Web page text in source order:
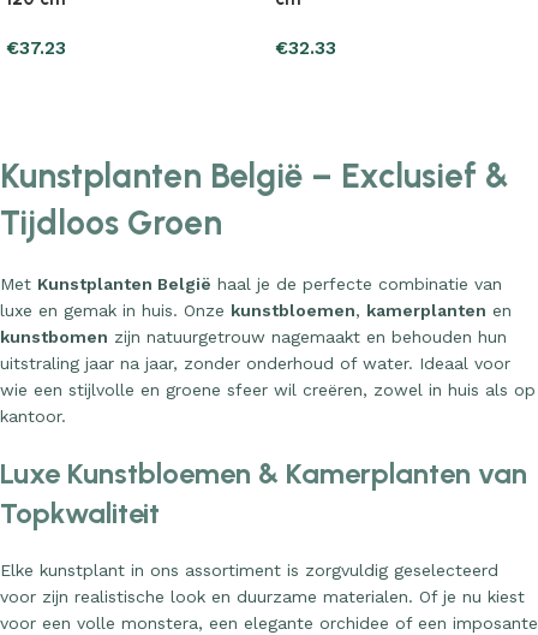
€37.23 €32.33
Kunstplanten België – Exclusief &
Tijdloos Groen
Met Kunstplanten België haal je de perfecte combinatie van
luxe en gemak in huis. Onze kunstbloemen, kamerplanten en
kunstbomen zijn natuurgetrouw nagemaakt en behouden hun
uitstraling jaar na jaar, zonder onderhoud of water. Ideaal voor
wie een stijlvolle en groene sfeer wil creëren, zowel in huis als op
kantoor.
Luxe Kunstbloemen & Kamerplanten van
Topkwaliteit
Elke kunstplant in ons assortiment is zorgvuldig geselecteerd
voor zijn realistische look en duurzame materialen. Of je nu kiest
voor een volle monstera, een elegante orchidee of een imposante